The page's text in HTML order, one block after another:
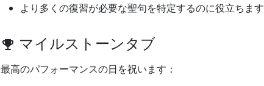
より多くの復習が必要な聖句を特定するのに役立ちます
emoji_events マイルストーンタブ
最高のパフォーマンスの日を祝います：